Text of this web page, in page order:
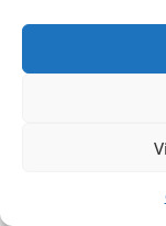
Il caso
Una